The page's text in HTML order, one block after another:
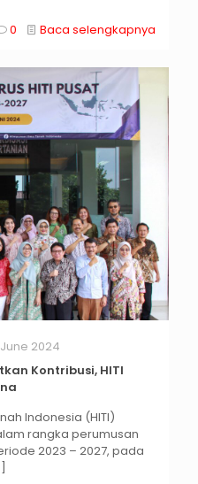
0 Baca selengkapnya
2024
Kontribusi, HITI
Indonesia (HITI)
rangka perumusan
2023 – 2027, pada